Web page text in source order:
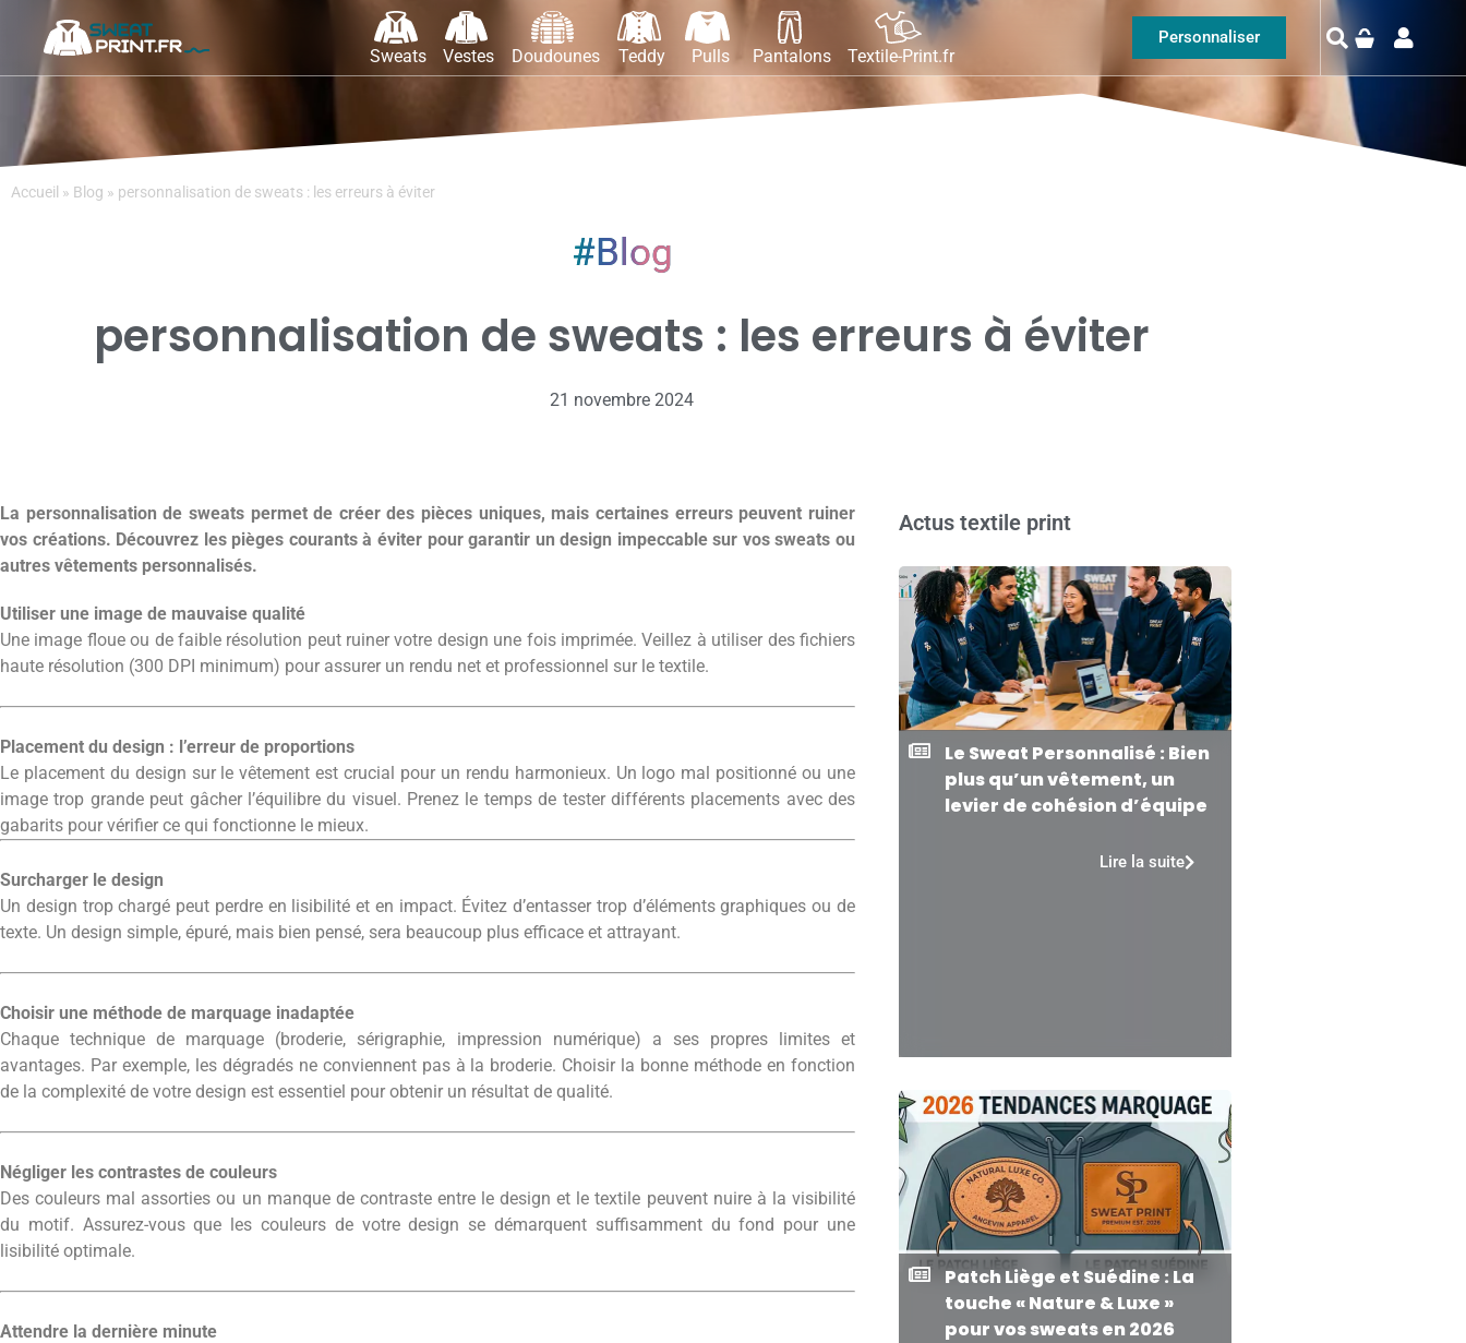
Sweats Vestes Doudounes Teddy Pulls Pantalons Textile-Print.fr
Personnaliser
Accueil » Blog » personnalisation de sweats : les erreurs à éviter
Blog
personnalisation de sweats : les erreurs à éviter
21 novembre 2024
La personnalisation de sweats permet de créer des pièces uniques, mais certaines erreurs peuvent ruiner
vos créations. Découvrez les pièges courants à éviter pour garantir un design impeccable sur vos sweats ou
autres vêtements personnalisés.
Utiliser une image de mauvaise qualité
Une image floue ou de faible résolution peut ruiner votre design une fois imprimée. Veillez à utiliser des fichiers
haute résolution (300 DPI minimum) pour assurer un rendu net et professionnel sur le textile.
Placement du design : l’erreur de proportions
Le placement du design sur le vêtement est crucial pour un rendu harmonieux. Un logo mal positionné ou une
image trop grande peut gâcher l’équilibre du visuel. Prenez le temps de tester différents placements avec des
gabarits pour vérifier ce qui fonctionne le mieux.
Surcharger le design
Un design trop chargé peut perdre en lisibilité et en impact. Évitez d’entasser trop d’éléments graphiques ou de
texte. Un design simple, épuré, mais bien pensé, sera beaucoup plus efficace et attrayant.
Choisir une méthode de marquage inadaptée
Chaque technique de marquage (broderie, sérigraphie, impression numérique) a ses propres limites et
avantages. Par exemple, les dégradés ne conviennent pas à la broderie. Choisir la bonne méthode en fonction
de la complexité de votre design est essentiel pour obtenir un résultat de qualité.
Négliger les contrastes de couleurs
Des couleurs mal assorties ou un manque de contraste entre le design et le textile peuvent nuire à la visibilité
du motif. Assurez-vous que les couleurs de votre design se démarquent suffisamment du fond pour une
lisibilité optimale.
Attendre la dernière minute
Actus textile print
Le Sweat Personnalisé : Bien
plus qu’un vêtement, un
levier de cohésion d’équipe
Lire la suite
Patch Liège et Suédine : La
touche « Nature & Luxe »
pour vos sweats en 2026